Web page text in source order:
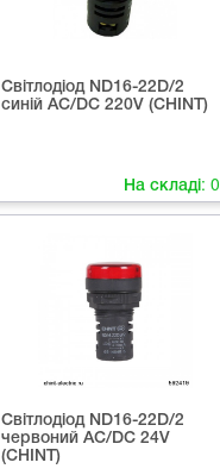
Світлодіод ND16-22D/2
синій AC/DC 220V (CHINT)
На складі: 0
Світлодіод ND16-22D/2
червоний AC/DC 24V
(CHINT)